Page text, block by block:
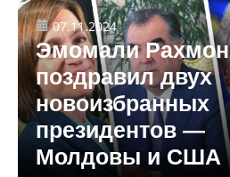
07.11.2024
Эмомали Рахмон
поздравил двух
новоизбранных
президентов —
Молдовы и США